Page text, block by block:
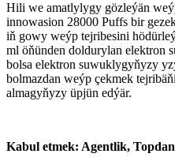
Hili we amatlylygy gözleýän
innowasion 28000 Puffs bir
iň gowy weýp tejribesini
ml öňünden doldurylan elektron
bolsa elektron suwuklygyňyzy
bolmazdan weýp çekmek
almagyňyzy üpjün edýär.
Kabul etmek: Agentlik,